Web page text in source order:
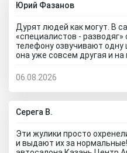
Юрий Фазанов
Дурят людей как могут. В
«специалистов -
телефону озвучивают
она уже совсем другая и на
соответственно цена на
сумму. По телефону
подарок, а потом на ваше
жизни не обязательно,
для жизни. Автомобиль
привезут его. Какой будет
автосалоне Авиатор были
пробегом и рядом
06.08.2026
Серега В.
Эти жулики просто
и выдают их за